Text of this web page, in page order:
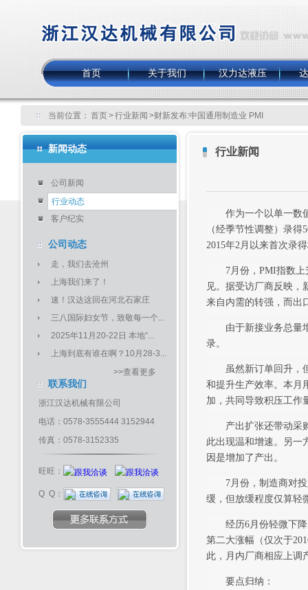
首页 关于我们 汉力达液压
当前位置： 首页>行业新闻 >财新发布:中国通用制造业 PMI
新闻动态
公司新闻
行业动态
客户纪实
公司动态
走，我们去沧州
上海我们来了！
速！汉达这回在河北石家庄
三八国际妇女节，致敬每一个...
2025年11月20-22日 本地“...
上海到底有谁在啊？10月28-3...
>>查看更多
联系我们
浙江汉达机械有限公司
电话：0578-3555444 3152944
传真：0578-3152335
旺旺：
Q Q：
行业新闻
作为一个以单一数值
（经季节性调整）录
2015年2月以来首次录
7月份，PMI指数上升
见。据受访厂商反映，
来自内需的转强，而出
由于新接业务总量增
录。
虽然新订单回升，但
和提升生产效率。本月
加，共同导致积压工作
产出扩张还带动采购
此出现温和增速。另一
因是增加了产出。
7月份，制造商对投
缓，但放缓程度仅算轻
经历6月份轻微下降
第二大涨幅（仅次于
此，月内厂商相应上调
要点归纳：